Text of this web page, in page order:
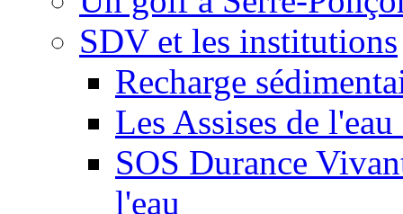
SDV et les institutions
Recharge
Les Assises de
SOS Durance
l'eau